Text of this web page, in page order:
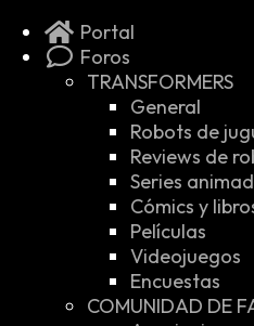
Portal
Foros
TRANSFORMERS
General
Robots de
Reviews de
Series
Cómics y
Películas
Videojuegos
Encuestas
COMUNIDAD DE